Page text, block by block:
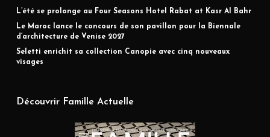
L’été se prolonge au Four Seasons Hotel Rabat at Kasr Al Bahr
Le Maroc lance le concours de son pavillon pour la Biennale
d’architecture de Venise 2027
Seletti enrichit sa collection Canopie avec cinq nouveaux
visages
Découvrir Famille Actuelle